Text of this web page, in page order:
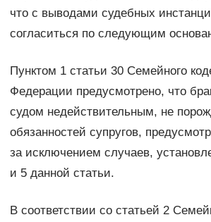
что с выводами судебных
согласиться по следующим
Пунктом 1 статьи 30 Семейного
Федерации предусмотрено, что
судом недействительным, не
обязанностей супругов,
за исключением случаев,
и 5 данной статьи.
В соответствии со статьей 2